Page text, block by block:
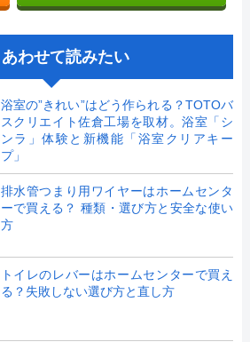
あわせて読みたい
浴室の”きれい”はどう作られる？TOTOバ
スクリエイト佐倉工場を取材。浴室「シ
ンラ」体験と新機能「浴室クリアキー
プ」
排水管つまり用ワイヤーはホームセンタ
ーで買える？ 種類・選び方と安全な使い
方
トイレのレバーはホームセンターで買え
る？失敗しない選び方と直し方